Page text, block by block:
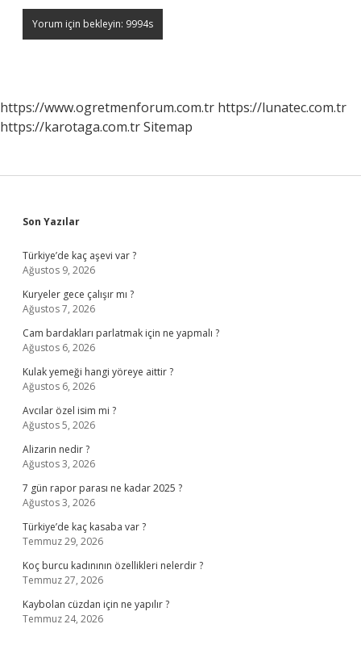
https://www.ogretmenforum.com.tr https://lunatec.com.tr
https://karotaga.com.trSitemap
Sidebar
Son Yazılar
Türkiye’de kaç aşevi var ?
Ağustos 9, 2026
Kuryeler gece çalışır mı ?
Ağustos 7, 2026
Cam bardakları parlatmak için ne yapmalı ?
Ağustos 6, 2026
Kulak yemeği hangi yöreye aittir ?
Ağustos 6, 2026
Avcılar özel isim mi ?
Ağustos 5, 2026
Alizarin nedir ?
Ağustos 3, 2026
7 gün rapor parası ne kadar 2025 ?
Ağustos 3, 2026
Türkiye’de kaç kasaba var ?
Temmuz 29, 2026
Koç burcu kadınının özellikleri nelerdir ?
Temmuz 27, 2026
Kaybolan cüzdan için ne yapılır ?
Temmuz 24, 2026